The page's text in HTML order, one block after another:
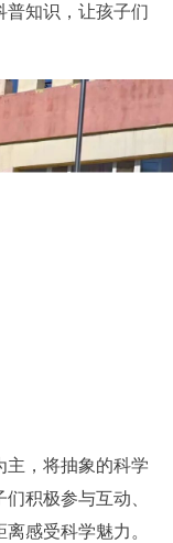
普知识，让孩子们
主，将抽象的科学
积极参与互动、
感受科学魅力。